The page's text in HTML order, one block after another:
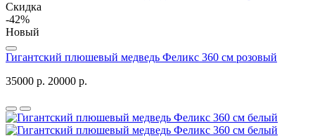
Скидка
-42%
Новый
Гигантский плюшевый медведь Феликс 360 см розовый
35000 р. 20000 р.